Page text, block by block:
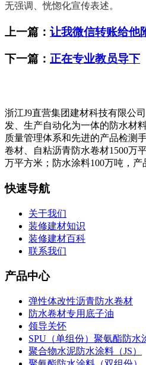
无强调、恍惚化宣传表述。
上一篇： 让我微信转账给他
下一篇： 正在专业教员导下
浙江J9直营集团建材科技有限公
发、生产自动化为一体的防水材
质量管理体系和先进的产品检测
卷材、自粘沥青防水卷材1500万
万平方米；防水涂料100万吨，产
快速导航
关于我们
装修建材知识
装修建材百科
联系我们
产品中心
弹性体改性沥青防水卷材
防水卷材专用底子油
领导关怀
SPU（单组份）聚氨酯防水
聚合物水泥防水涂料（JS）